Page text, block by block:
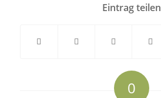
Eintrag teilen
0